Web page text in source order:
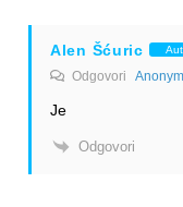
Alen Šćuric
Odgovori
Je
Odgovori